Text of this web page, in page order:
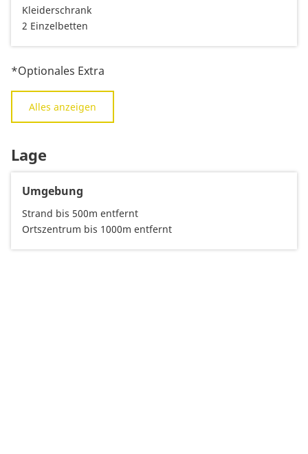
Kleiderschrank
2 Einzelbetten
*Optionales Extra
Alles anzeigen
Lage
Umgebung
Strand bis 500m entfernt
Ortszentrum bis 1000m entfernt